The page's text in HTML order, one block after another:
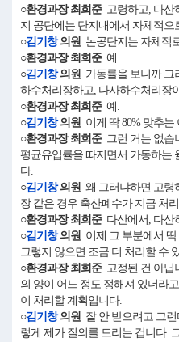
○환경과장 최희준고령하고, 다산
지 공단에는 단지내에서 자체적
○김기창의원 논공단지는 자체적
○환경과장 최희준예.
○김기창의원 가동률을 보니까 그
하수처리장하고, 다사하수처리장
○환경과장 최희준예.
○김기창의원 이게 딱 80% 맞추는
○환경과장 최희준그런 거는 없습
평균유입률을 따지면서 가동하는
다.
○김기창의원 왜 그러냐하면 고령
장 같은 경우 축산폐수가 지금 처
○환경과장 최희준다산에서, 다산
○김기창의원 이제 그 부분에서
그렇지 않으면 조금 더 처리할 수
○환경과장 최희준고정된 건 아닙
의 양이 어느 정도 정해져 있더라
이 처리할 계획입니다.
○김기창의원 잘 안 받으려고 그
렇게 제가 질의를 드리는 겁니다.